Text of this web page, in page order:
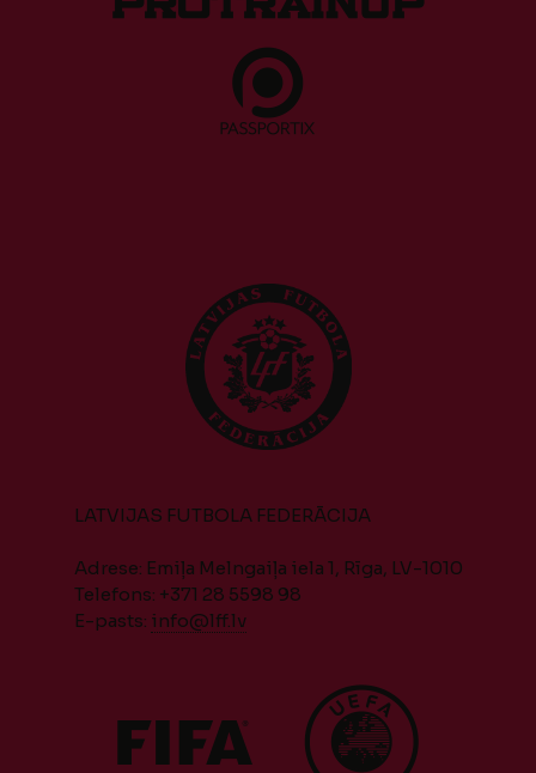
LATVIJAS FUTBOLA FEDERĀCIJA
Adrese: Emiļa Melngaiļa iela 1, Rīga, LV-1010
Telefons: +371 28 5598 98
E-pasts: info@lff.lv